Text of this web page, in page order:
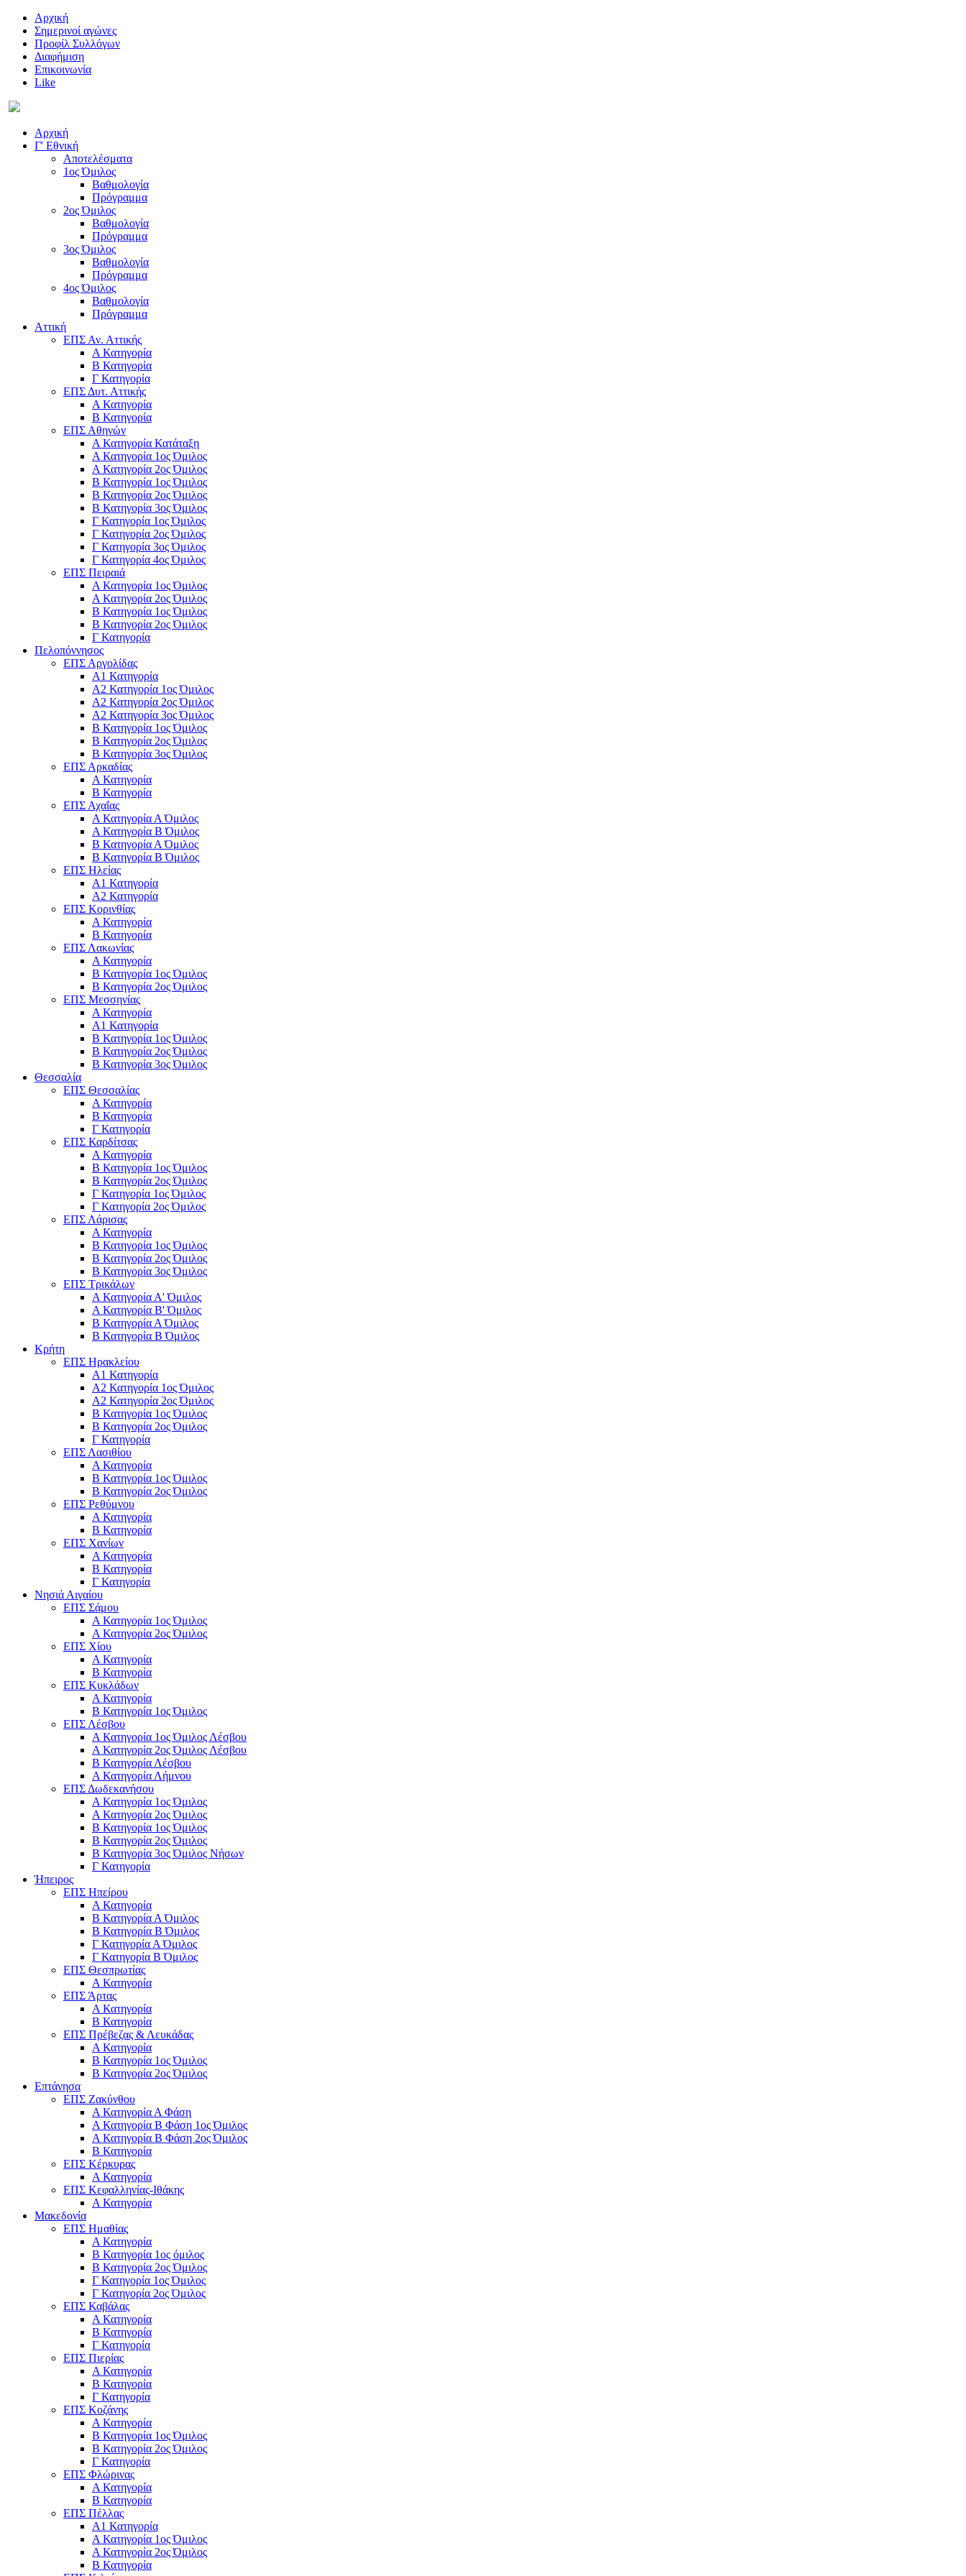
Αρχική
Σημερινοί αγώνες
Προφίλ Συλλόγων
Διαφήμιση
Επικοινωνία
Like
Αρχική
Γ' Εθνική
Αποτελέσματα
1ος Όμιλος
Βαθμολογία
Πρόγραμμα
2ος Όμιλος
Βαθμολογία
Πρόγραμμα
3ος Όμιλος
Βαθμολογία
Πρόγραμμα
4ος Όμιλος
Βαθμολογία
Πρόγραμμα
Αττική
ΕΠΣ Αν. Αττικής
Α Κατηγορία
Β Κατηγορία
Γ Κατηγορία
ΕΠΣ Δυτ. Αττικής
Α Κατηγορία
Β Κατηγορία
ΕΠΣ Αθηνών
Α Κατηγορία Κατάταξη
Α Κατηγορία 1ος Όμιλος
Α Κατηγορία 2ος Όμιλος
Β Κατηγορία 1ος Όμιλος
Β Κατηγορία 2ος Όμιλος
Β Κατηγορία 3ος Όμιλος
Γ Κατηγορία 1ος Όμιλος
Γ Κατηγορία 2ος Όμιλος
Γ Κατηγορία 3ος Όμιλος
Γ Κατηγορία 4ος Όμιλος
ΕΠΣ Πειραιά
Α Κατηγορία 1ος Όμιλος
Α Κατηγορία 2ος Όμιλος
Β Κατηγορία 1ος Όμιλος
Β Κατηγορία 2ος Όμιλος
Γ Κατηγορία
Πελοπόννησος
ΕΠΣ Αργολίδας
Α1 Κατηγορία
Α2 Κατηγορία 1ος Όμιλος
Α2 Κατηγορία 2ος Όμιλος
Α2 Κατηγορία 3ος Όμιλος
Β Κατηγορία 1ος Όμιλος
Β Κατηγορία 2ος Όμιλος
Β Κατηγορία 3ος Όμιλος
ΕΠΣ Αρκαδίας
Α Κατηγορία
Β Κατηγορία
ΕΠΣ Αχαΐας
Α Κατηγορία Α Όμιλος
Α Κατηγορία Β Όμιλος
Β Κατηγορία Α Όμιλος
Β Κατηγορία Β Όμιλος
ΕΠΣ Ηλείας
Α1 Κατηγορία
Α2 Κατηγορία
ΕΠΣ Κορινθίας
Α Κατηγορία
Β Κατηγορία
ΕΠΣ Λακωνίας
Α Κατηγορία
Β Κατηγορία 1ος Όμιλος
Β Κατηγορία 2ος Όμιλος
ΕΠΣ Μεσσηνίας
Α Κατηγορία
Α1 Κατηγορία
Β Κατηγορία 1ος Όμιλος
Β Κατηγορία 2ος Όμιλος
Β Κατηγορία 3ος Όμιλος
Θεσσαλία
ΕΠΣ Θεσσαλίας
Α Κατηγορία
Β Κατηγορία
Γ Κατηγορία
ΕΠΣ Καρδίτσας
Α Κατηγορία
Β Κατηγορία 1ος Όμιλος
Β Κατηγορία 2ος Όμιλος
Γ Κατηγορία 1ος Όμιλος
Γ Κατηγορία 2ος Όμιλος
ΕΠΣ Λάρισας
Α Κατηγορία
Β Κατηγορία 1ος Όμιλος
Β Κατηγορία 2ος Όμιλος
Β Κατηγορία 3ος Όμιλος
ΕΠΣ Τρικάλων
Α Κατηγορία Α' Όμιλος
Α Κατηγορία Β' Όμιλος
Β Κατηγορία Α Όμιλος
Β Κατηγορία Β Όμιλος
Κρήτη
ΕΠΣ Ηρακλείου
Α1 Κατηγορία
Α2 Κατηγορία 1ος Όμιλος
Α2 Κατηγορία 2ος Όμιλος
Β Κατηγορία 1ος Όμιλος
Β Κατηγορία 2ος Όμιλος
Γ Κατηγορία
ΕΠΣ Λασιθίου
Α Κατηγορία
Β Κατηγορία 1ος Όμιλος
Β Κατηγορία 2ος Όμιλος
ΕΠΣ Ρεθύμνου
Α Κατηγορία
Β Κατηγορία
ΕΠΣ Χανίων
Α Κατηγορία
Β Κατηγορία
Γ Κατηγορία
Νησιά Αιγαίου
ΕΠΣ Σάμου
Α Κατηγορία 1ος Όμιλος
Α Κατηγορία 2ος Όμιλος
ΕΠΣ Χίου
Α Κατηγορία
Β Κατηγορία
ΕΠΣ Κυκλάδων
Α Κατηγορία
Β Κατηγορία 1ος Όμιλος
ΕΠΣ Λέσβου
Α Κατηγορία 1ος Όμιλος Λέσβου
Α Κατηγορία 2ος Όμιλος Λέσβου
B Κατηγορία Λέσβου
Α Κατηγορία Λήμνου
ΕΠΣ Δωδεκανήσου
Α Κατηγορία 1ος Όμιλος
Α Κατηγορία 2ος Όμιλος
Β Κατηγορία 1ος Όμιλος
Β Κατηγορία 2ος Όμιλος
Β Κατηγορία 3ος Όμιλος Νήσων
Γ Κατηγορία
Ήπειρος
ΕΠΣ Ηπείρου
Α Κατηγορία
Β Κατηγορία Α Όμιλος
Β Κατηγορία Β Όμιλος
Γ Κατηγορία Α Όμιλος
Γ Κατηγορία Β Όμιλος
ΕΠΣ Θεσπρωτίας
Α Κατηγορία
ΕΠΣ Άρτας
Α Κατηγορία
Β Κατηγορία
ΕΠΣ Πρέβεζας & Λευκάδας
Α Κατηγορία
Β Κατηγορία 1ος Όμιλος
Β Κατηγορία 2ος Όμιλος
Επτάνησα
ΕΠΣ Ζακύνθου
Α Κατηγορία Α Φάση
Α Κατηγορία Β Φάση 1ος Όμιλος
Α Κατηγορία Β Φάση 2ος Όμιλος
Β Κατηγορία
ΕΠΣ Κέρκυρας
A Κατηγορία
ΕΠΣ Κεφαλληνίας-Ιθάκης
Α Κατηγορία
Μακεδονία
ΕΠΣ Ημαθίας
Α Κατηγορία
Β Κατηγορία 1ος όμιλος
Β Κατηγορία 2ος Όμιλος
Γ Κατηγορία 1ος Όμιλος
Γ Κατηγορία 2ος Όμιλος
ΕΠΣ Καβάλας
Α Κατηγορία
Β Κατηγορία
Γ Κατηγορία
ΕΠΣ Πιερίας
Α Κατηγορία
Β Κατηγορία
Γ Κατηγορία
ΕΠΣ Κοζάνης
Α Κατηγορία
Β Κατηγορία 1ος Όμιλος
Β Κατηγορία 2ος Όμιλος
Γ Κατηγορία
ΕΠΣ Φλώρινας
Α Κατηγορία
Β Κατηγορία
ΕΠΣ Πέλλας
Α1 Κατηγορία
Α Κατηγορία 1ος Όμιλος
Α Κατηγορία 2ος Όμιλος
Β Κατηγορία